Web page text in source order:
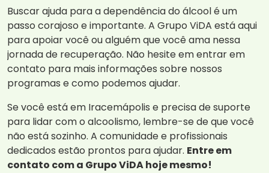
Buscar ajuda para a dependência do álcool é um
passo corajoso e importante. A Grupo ViDA está aqui
para apoiar você ou alguém que você ama nessa
jornada de recuperação. Não hesite em entrar em
contato para mais informações sobre nossos
programas e como podemos ajudar.
Se você está em Iracemápolis e precisa de suporte
para lidar com o alcoolismo, lembre-se de que você
não está sozinho. A comunidade e profissionais
dedicados estão prontos para ajudar. Entre em
contato com a Grupo ViDA hoje mesmo!